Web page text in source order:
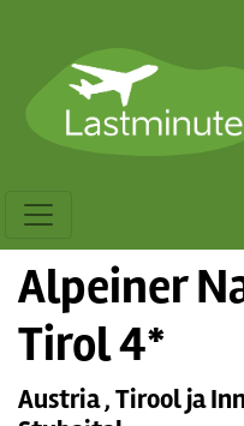
Alpeiner
Tirol 4*
Austria , Tirool ja